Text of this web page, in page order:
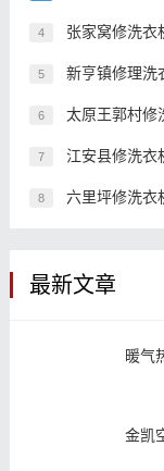
4 张家窝修洗衣
5 新亨镇修理洗
6 太原王郭村修
7 江安县修洗衣
8 六里坪修洗衣
最新文章
暖气
金凯